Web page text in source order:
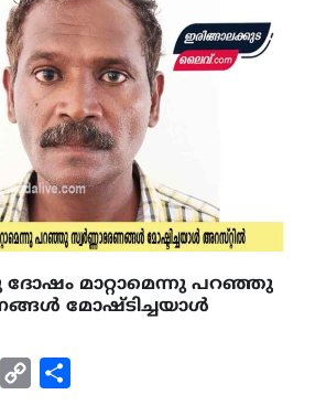
മാറ്റാമെന്നു പറഞ്ഞു
മോഷ്ടിച്ചയാൾ
TwitterCopy